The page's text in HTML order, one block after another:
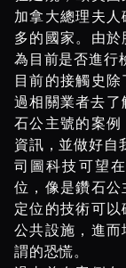
加拿大總理夫
多的國家。由
為目前是否進行
目前的接觸史
過相關業者去
石公主號的案
資訊，並做好自
司圖科技可望
位，像是鑽石
定位的技術可
公共設施，進
謂的恐慌。